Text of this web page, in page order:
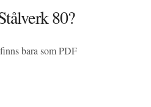
80?
bara som PDF